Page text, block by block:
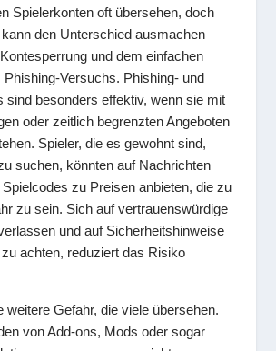
Spielerkonten oft übersehen, doch
den Unterschied ausmachen
und dem einfachen
Phishing-Versuchs. Phishing- und
sind besonders effektiv, wenn sie mit
oder zeitlich begrenzten Angeboten
Spieler, die es gewohnt sind,
suchen, könnten auf Nachrichten
Spielcodes zu Preisen anbieten, die zu
zu sein. Sich auf vertrauenswürdige
und auf Sicherheitshinweise
achten, reduziert das Risiko
weitere Gefahr, die viele übersehen.
von Add-ons, Mods oder sogar